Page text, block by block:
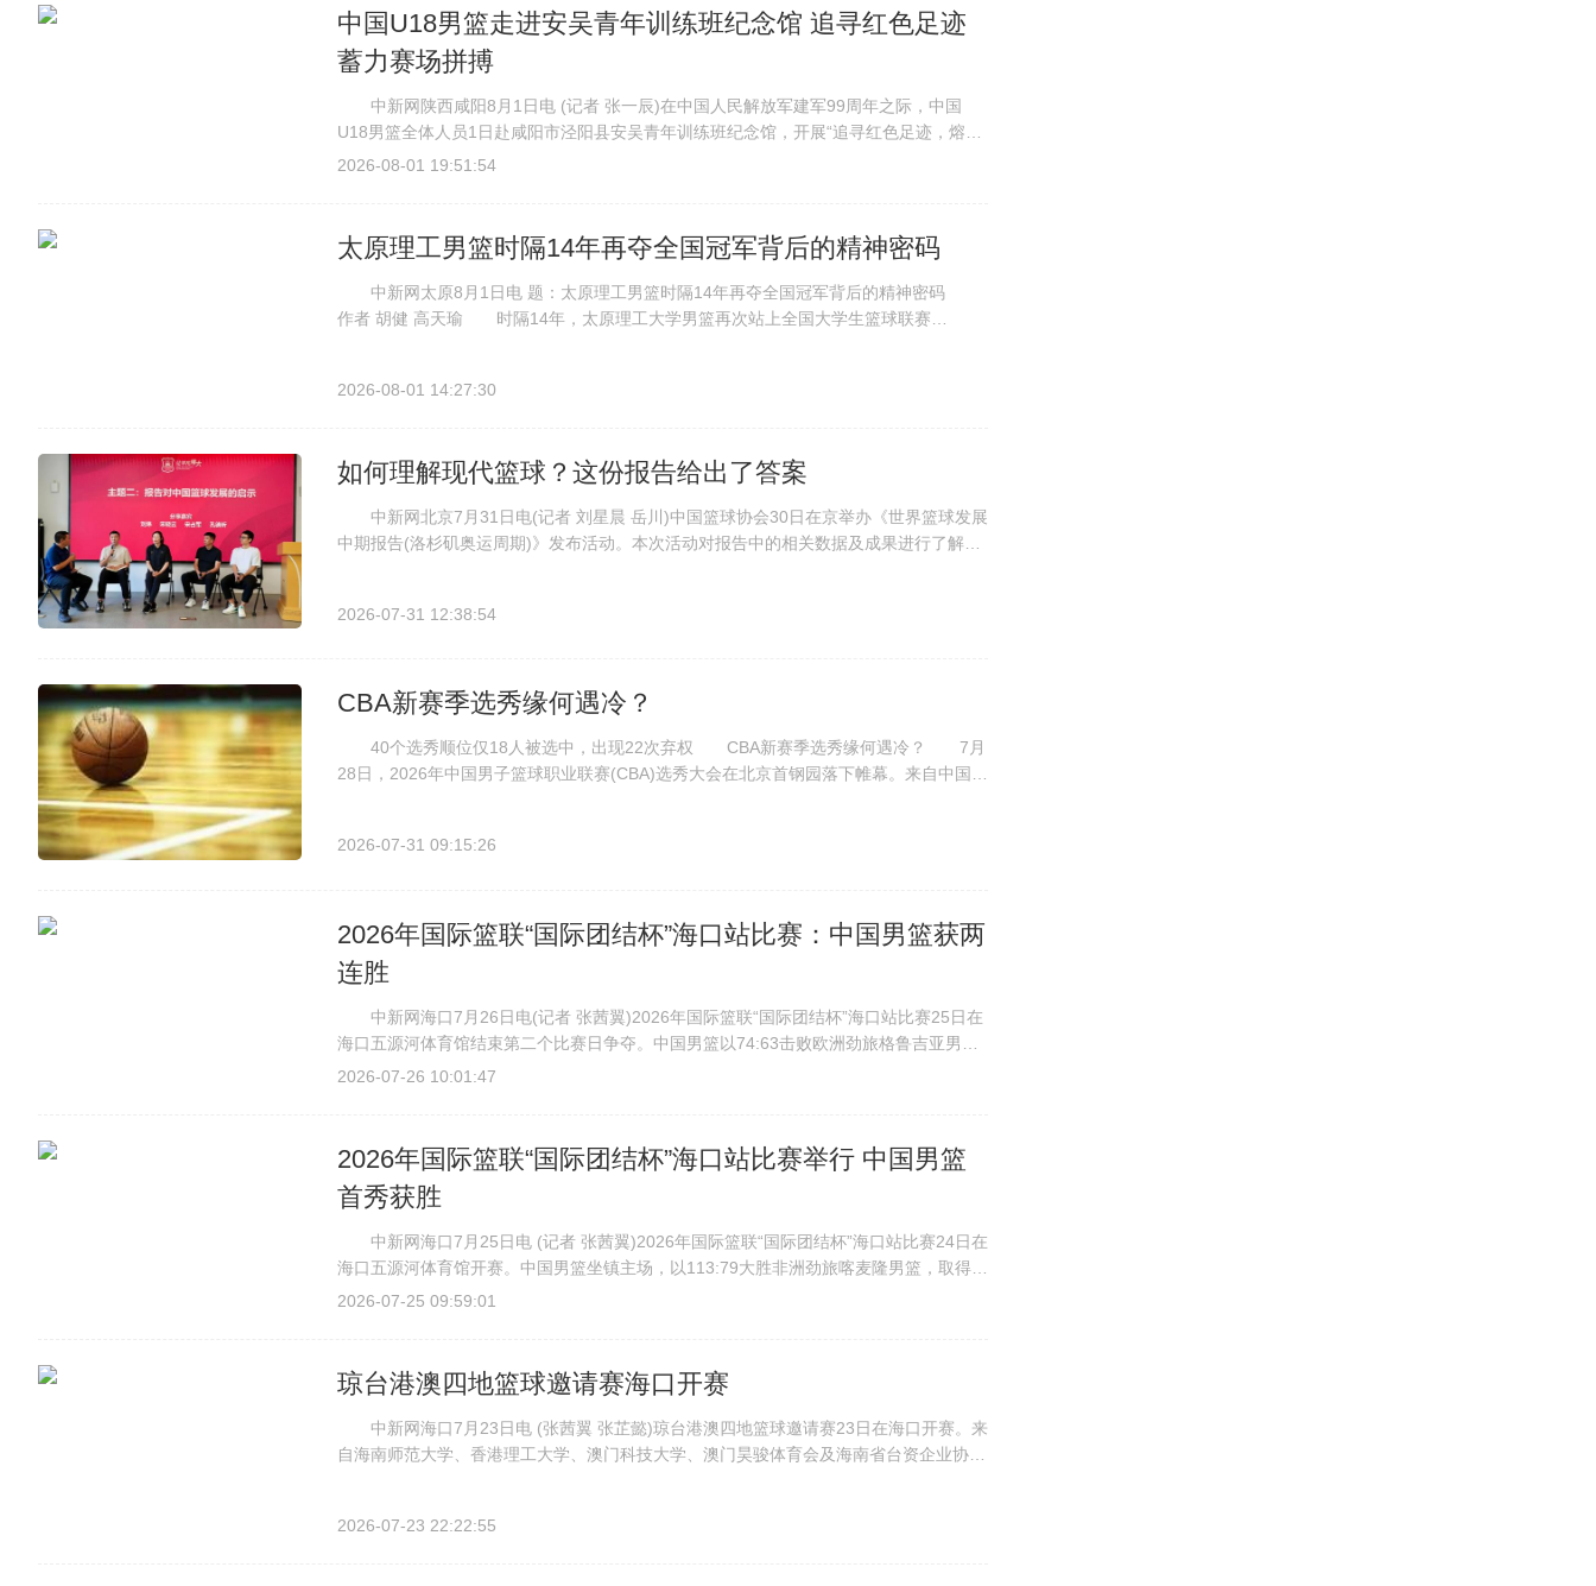
中国U18男篮走进安吴青年训练班纪念馆 追寻红色足迹
蓄力赛场拼搏
中新网陕西咸阳8月1日电 (记者 张一辰)在中国人民解放军建军99周年之际，中国
U18男篮全体人员1日赴咸阳市泾阳县安吴青年训练班纪念馆，开展“追寻红色足迹，熔铸
钢铁意志”主题教育活动。图为中国U18男篮全体人员1日赴咸阳市泾阳县安吴青年训练班
2026-08-01 19:51:54
太原理工男篮时隔14年再夺全国冠军背后的精神密码
中新网太原8月1日电 题：太原理工男篮时隔14年再夺全国冠军背后的精神密码
作者 胡健 高天瑜 时隔14年，太原理工大学男篮再次站上全国大学生篮球联赛
2026-08-01 14:27:30
如何理解现代篮球？这份报告给出了答案
中新网北京7月31日电(记者 刘星晨 岳川)中国篮球协会30日在京举办《世界篮球发展
中期报告(洛杉矶奥运周期)》发布活动。本次活动对报告中的相关数据及成果进行了解读
2026-07-31 12:38:54
CBA新赛季选秀缘何遇冷？
40个选秀顺位仅18人被选中，出现22次弃权 CBA新赛季选秀缘何遇冷？ 7月
28日，2026年中国男子篮球职业联赛(CBA)选秀大会在北京首钢园落下帷幕。来自中国台
2026-07-31 09:15:26
2026年国际篮联“国际团结杯”海口站比赛：中国男篮获两
连胜
中新网海口7月26日电(记者 张茜翼)2026年国际篮联“国际团结杯”海口站比赛25日在
海口五源河体育馆结束第二个比赛日争夺。中国男篮以74:63击败欧洲劲旅格鲁吉亚男
篮，收获两连胜。7月25日晚，在海口五源河体育馆进行的2026年国际篮联“国际团结
2026-07-26 10:01:47
2026年国际篮联“国际团结杯”海口站比赛举行 中国男篮
首秀获胜
中新网海口7月25日电 (记者 张茜翼)2026年国际篮联“国际团结杯”海口站比赛24日在
海口五源河体育馆开赛。中国男篮坐镇主场，以113:79大胜非洲劲旅喀麦隆男篮，取得开
门红。7月24日，2026年国际篮联“国际团结杯”海口站比赛在海口五源河体育馆举行。
2026-07-25 09:59:01
琼台港澳四地篮球邀请赛海口开赛
中新网海口7月23日电 (张茜翼 张芷懿)琼台港澳四地篮球邀请赛23日在海口开赛。来
自海南师范大学、香港理工大学、澳门科技大学、澳门昊骏体育会及海南省台资企业协会
2026-07-23 22:22:55